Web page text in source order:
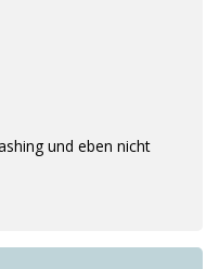
und eben nicht